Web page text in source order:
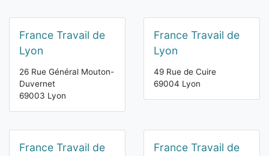
France Travail de
Lyon
26 Rue Général Mouton-
Duvernet
69003 Lyon
France Travail de
Lyon
49 Rue de Cuire
69004 Lyon
France Travail de
France Travail de